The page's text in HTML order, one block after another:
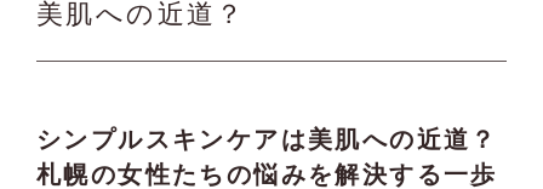
美肌への近道？
シンプルスキンケアは美肌への近道？
札幌の女性たちの悩みを解決する一歩